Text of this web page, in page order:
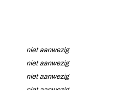
niet aanwezig
niet aanwezig
niet aanwezig